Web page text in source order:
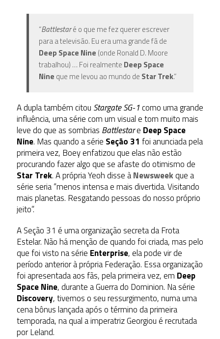
“Battlestaré o que me fez querer escrever
para a televisão. Eu era uma grande fã de
Deep Space Nine (onde Ronald D. Moore
trabalhou) … Foi realmente Deep Space
Nine que me levou ao mundo de Star Trek.”
A dupla também citou Stargate SG-1como uma grande
influência, uma série com um visual e tom muito mais
leve do que as sombrias Battlestare Deep Space
Nine. Mas quando a série Seção 31 foi anunciada pela
primeira vez, Boey enfatizou que elas não estão
procurando fazer algo que se afaste do otimismo de
Star Trek. A própria Yeoh disse àNewsweekque a
série seria “menos intensa e mais divertida. Visitando
mais planetas. Resgatando pessoas do nosso próprio
jeito”.
A Seção 31 é uma organização secreta da Frota
Estelar. Não há menção de quando foi criada, mas pelo
que foi visto na série Enterprise, ela pode vir de
período anterior à própria Federação. Essa organização
foi apresentada aos fãs, pela primeira vez, em Deep
Space Nine, durante a Guerra do Dominion. Na série
Discovery, tivemos o seu ressurgimento, numa uma
cena bônus lançada após o término da primeira
temporada, na qual a imperatriz Georgiou é recrutada
por Leland.